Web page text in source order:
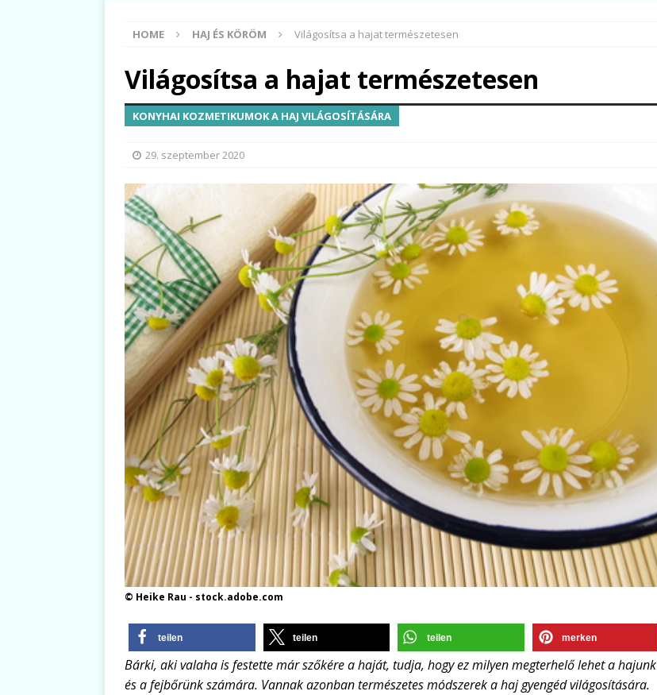
HOME HAJ ÉS KÖRÖM Világosítsa a hajat természetesen
Világosítsa a hajat természetesen
KONYHAI KOZMETIKUMOK A HAJ VILÁGOSÍTÁSÁRA
29. szeptember 2020
© Heike Rau - stock.adobe.com
teilen teilen teilen merken
Bárki, aki valaha is festette már szőkére a haját, tudja, hogy ez milyen megterhelő lehet a hajunk
és a fejbőrünk számára. Vannak azonban természetes módszerek a haj gyengéd világosítására.